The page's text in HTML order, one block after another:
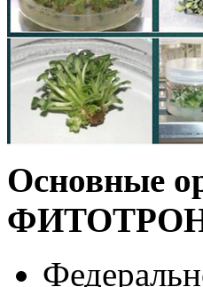
Основные